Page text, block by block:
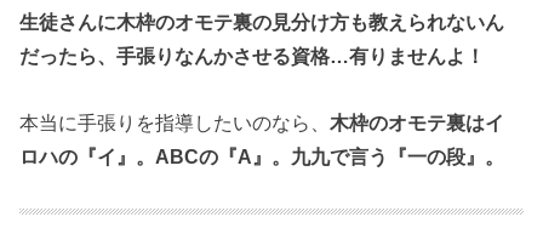
生徒さんに木枠のオモテ裏の見分け方も教えられないん
だったら、手張りなんかさせる資格…有りませんよ！
本当に手張りを指導したいのなら、木枠のオモテ裏はイ
ロハの『イ』。ABCの『A』。九九で言う『一の段』。